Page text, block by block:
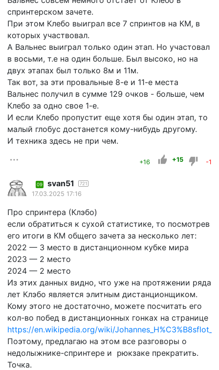
спринтерском зачете.
При этом Клебо выиграл все 7 спринтов на КМ, в
которых участвовал.
А Вальнес выиграл только один этап. Но участовал
в восьми, т.е на один больше. Был высоко, но на
двух этапах был только 8м и 11м.
Так вот, за эти провальные 8-е и 11-е места
Вальнес получил в сумме 129 очков - больше, чем
Клебо за одно свое 1-е.
И если Клебо пропустит еще хотя бы один этап, то
малый глобус достанется кому-нибудь другому.
И техника здесь не при чем.
+16 +15 -1
09 svan51 721
17.03.2025 17:16
Про спринтера (Клэбо)
если обратиться к сухой статистике, то посмотрев
его итоги в КМ общего зачета за несколько лет:
2022 — 3 место в дистанционном кубке мира
2023 — 2 место
2024 — 2 место
Из этих данных видно, что уже на протяжении ряда
лет Клэбо является элитным дистанционщиком.
Кому этого не достаточно, можете посчитать его
кол-во побед в дистанционных гонках на странице
https://en.wikipedia.org/wiki/
Поэтому, предлагаю на этом все разговоры о
недолыжнике-спринтере и рюкзаке прекратить.
Точка.